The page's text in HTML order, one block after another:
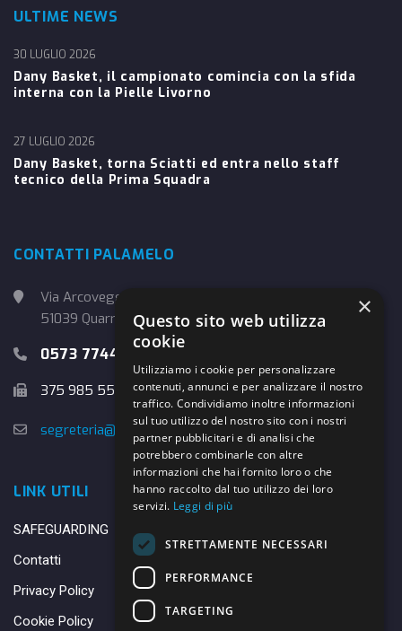
ULTIME NEWS
Dany Basket, il campionato comincia con la sfida
interna con la Pielle Livorno
30 LUGLIO 2026
Dany Basket, torna Sciatti ed entra nello staff
tecnico della Prima Squadra
27 LUGLIO 2026
CONTATTI PALAMELO
Via Arcoveggio, 4
51039 Quarrata (PT)
0573 774457
375 985 5526
segreteria@danybasket.it
LINK UTILI
SAFEGUARDING
Contatti
Privacy Policy
Cookie Policy
×
Questo sito web utilizza
cookie
Utilizziamo i cookie per personalizzare
contenuti, annunci e per analizzare il nostro
traffico. Condividiamo inoltre informazioni
sul tuo utilizzo del nostro sito con i nostri
partner pubblicitari e di analisi che
potrebbero combinarle con altre
informazioni che hai fornito loro o che
hanno raccolto dal tuo utilizzo dei loro
servizi. Leggi di più
STRETTAMENTE NECESSARI
PERFORMANCE
TARGETING